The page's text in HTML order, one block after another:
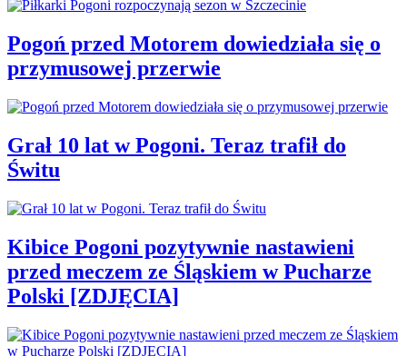
Pogoń przed Motorem dowiedziała się o
przymusowej przerwie
Grał 10 lat w Pogoni. Teraz trafił do
Świtu
Kibice Pogoni pozytywnie nastawieni
przed meczem ze Śląskiem w Pucharze
Polski [ZDJĘCIA]